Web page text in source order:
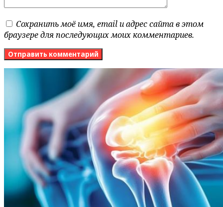
Сохранить моё имя, email и адрес сайта в этом
браузере для последующих моих комментариев.